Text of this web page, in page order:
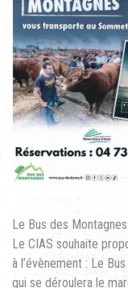
Le Bus des Montagnes
Le CIAS souhaite
à l’évènement : Le
qui se déroulera le